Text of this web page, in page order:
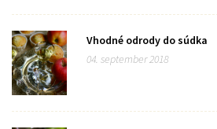
Vhodné odrody do súdka
04. september 2018